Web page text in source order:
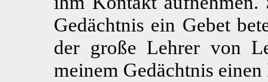
Gedächtnis ein Gebet
der große Lehrer von
meinem Gedächtnis